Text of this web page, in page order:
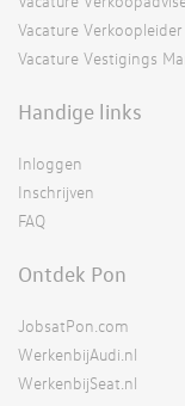
Vacature Verkoopleider
Vacature Vestigings
Handige links
Inloggen
Inschrijven
FAQ
Ontdek Pon
JobsatPon.com
WerkenbijAudi.nl
WerkenbijSeat.nl